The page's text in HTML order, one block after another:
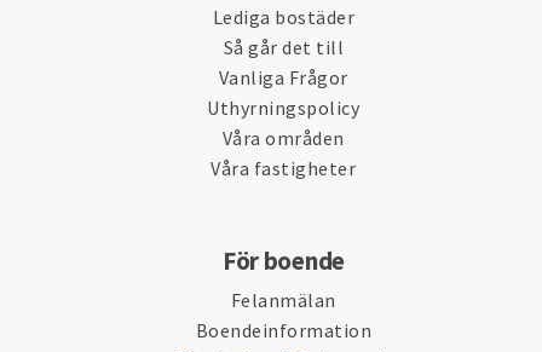
Lediga bostäder
Så går det till
Vanliga Frågor
Uthyrningspolicy
Våra områden
Våra fastigheter
För boende
Felanmälan
Boendeinformation